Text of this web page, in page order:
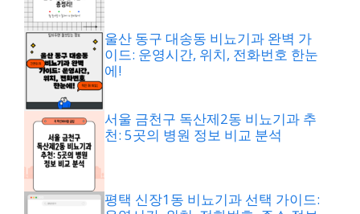
울산 동구 대송동 비뇨기과 완벽 가
이드: 운영시간, 위치, 전화번호 한눈
에!
서울 금천구 독산제2동 비뇨기과 추
천: 5곳의 병원 정보 비교 분석
평택 신장1동 비뇨기과 선택 가이드: